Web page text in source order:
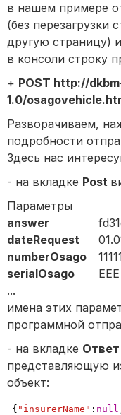
в нашем примере
(без перезагрузки
другую страницу)
в консоли строку
+ POST http://
1.0/
Разворачиваем,
подробности
Здесь нас
- на вкладке Post
Параметры
answer
dateRequest
numberOsago
serialOsago
ЕЕЕ
...
имена этих
программной
- на вкладке Ответ
представляющую
объект:
{ "insurerName" : null